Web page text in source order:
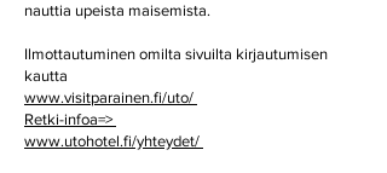
nauttia upeista maisemista.
Ilmottautuminen omilta sivuilta kirjautumisen
kautta
www.visitparainen.fi/uto/
Retki-infoa=>
www.utohotel.fi/yhteydet/